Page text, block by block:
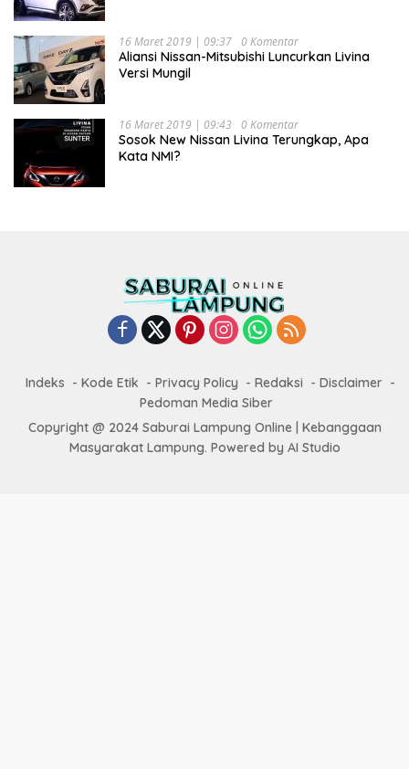
16 Maret 2019 | 09:37 0 Komentar
Aliansi Nissan-Mitsubishi Luncurkan Livina
Versi Mungil
16 Maret 2019 | 09:43 0 Komentar
Sosok New Nissan Livina Terungkap, Apa
Kata NMI?
Indeks Kode Etik Privacy Policy Redaksi
Disclaimer
Pedoman Media Siber
Copyright @ 2024 Saburai Lampung Online | Kebanggaan
Masyarakat Lampung. Powered by AI Studio